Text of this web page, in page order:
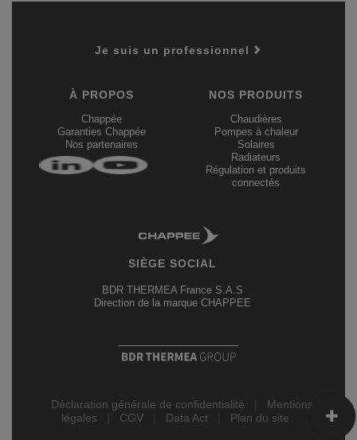
Je suis un professionnel
À PROPOS
Chappée
Garanties Chappée
Nos partenaires
NOS PRODUITS
Chaudières
Pompes à chaleur
Solaires
Radiateurs
Régulation et produits
connectés
SIÈGE SOCIAL
BDR THERMEA France S.A.S
Direction de la marque CHAPPEE
Déclaration générale de confidentialité
Mentions
légales
CGV Data Act Plan du site